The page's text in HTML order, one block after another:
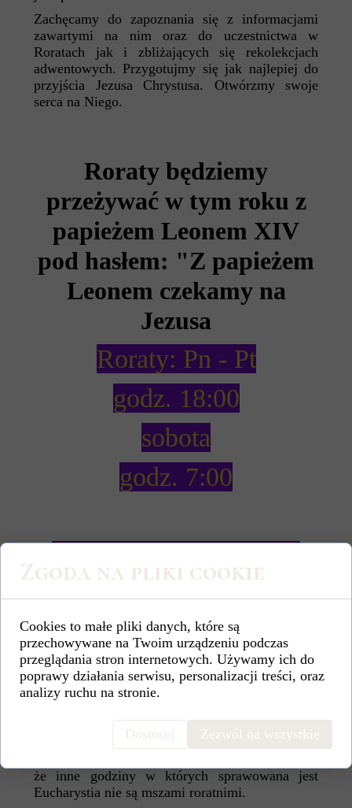
Zachęcamy do zapoznania się z informacjami
zawartymi na nim oraz do uczestnictwa w
Roratach jak i zbliżających się rekolekcjach
adwentowych. Przygotujmy się jak najlepiej do
przyjścia Jezusa Chrystusa. Otwórzmy swoje
serca na Niego.
Roraty będziemy
przeżywać w tym roku z
papieżem Leonem XIV
pod hasłem: "Z papieżem
Leonem czekamy na
Jezusa
Roraty: Pn - Pt
godz. 18:00
sobota
godz. 7:00
12-14 Grudnia.
Nasz kościół już został przygotowany do tego
okresu. W prezbiterium przed ołtarzem pojawił
się już wieniec adwentowy z czterema świecami
adwentowymi zapalanymi po kolei w każdą
kazania na pierwszej Mszy Świętej roratniej
mogliśmy się dowiedzieć, że największa świeca
że inne godziny w których sprawowana jest
Eucharystia nie są mszami roratnimi.
Zgoda na pliki cookie
Cookies to małe pliki danych, które są
przechowywane na Twoim urządzeniu podczas
przeglądania stron internetowych. Używamy ich do
poprawy działania serwisu, personalizacji treści, oraz
analizy ruchu na stronie.
Dostosuj Zezwól na wszystkie